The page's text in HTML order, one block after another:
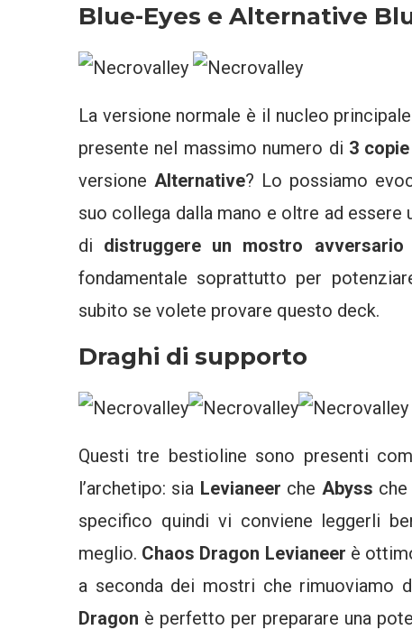
Blue-Eyes e Alternative
La versione normale è il nucleo
presente nel massimo numero di 3 copie
versione Alternative? Lo possiamo
suo collega dalla mano e oltre ad
di distruggere un mostro avversario
fondamentale soprattutto per
subito se volete provare questo deck.
Draghi di supporto
Questi tre bestioline sono presenti
l’archetipo: sia Levianeer che Abyss
specifico quindi vi conviene leggerli
meglio. Chaos Dragon Levianeer è
a seconda dei mostri che rimuoviamo
Dragon è perfetto per preparare una